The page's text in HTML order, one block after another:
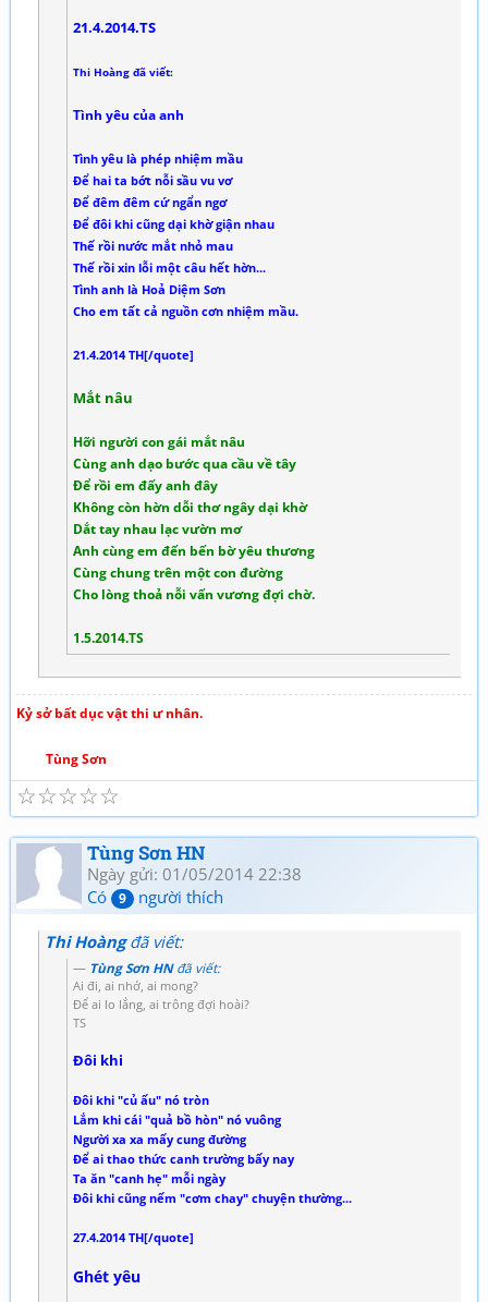
21.4.2014.TS
Thi Hoàng đã viết:
Tình yêu của anh
Tình yêu là phép nhiệm mầu
Để hai ta bớt nỗi sầu vu vơ
Để đêm đêm cứ ngẩn ngơ
Để đôi khi cũng dại khờ giận nhau
Thế rồi nước mắt nhỏ mau
Thế rồi xin lỗi một câu hết hờn...
Tình anh là Hoả Diệm Sơn
Cho em tất cả nguồn cơn nhiệm mầu.
21.4.2014 TH[/quote]
Mắt nâu
Hỡi người con gái mắt nâu
Cùng anh dạo bước qua cầu về tây
Để rồi em đấy anh đây
Không còn hờn dỗi thơ ngây dại khờ
Dắt tay nhau lạc vườn mơ
Anh cùng em đến bến bờ yêu thương
Cùng chung trên một con đường
Cho lòng thoả nỗi vấn vương đợi chờ.
1.5.2014.TS
Kỷ sở bất dục vật thi ư nhân.
Tùng Sơn
☆
☆
☆
☆
☆
Tùng Sơn HN
Ngày gửi: 01/05/2014 22:38
Có
9 người thích
Thi Hoàngđã viết:
Tùng Sơn HNđã viết:
Ai đi, ai nhớ, ai mong?
Để ai lo lắng, ai trông đợi hoài?
TS
Đôi khi
Đôi khi "củ ấu" nó tròn
Lắm khi cái "quả bồ hòn" nó vuông
Người xa xa mấy cung đường
Để ai thao thức canh trường bấy nay
Ta ăn "canh hẹ" mỗi ngày
Đôi khi cũng nếm "cơm chay" chuyện thường...
27.4.2014 TH[/quote]
Ghét yêu